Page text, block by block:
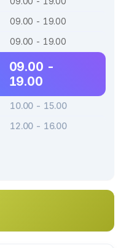
09.00 - 19.00
09.00 - 19.00
09.00 -
19.00
10.00 - 15.00
12.00 - 16.00